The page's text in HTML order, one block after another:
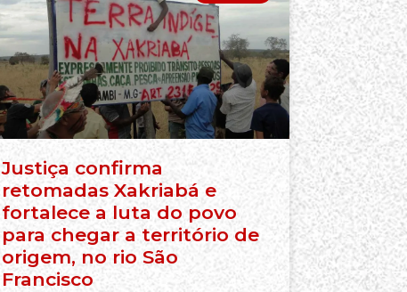
Justiça confirma
retomadas Xakriabá e
fortalece a luta do povo
para chegar a território de
origem, no rio São
Francisco